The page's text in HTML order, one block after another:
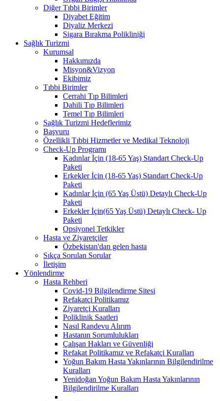
Diğer Tıbbi Birimler
Diyabet Eğitim
Diyaliz Merkezi
Sigara Bırakma Polikliniği
Sağlık Turizmi
Kurumsal
Hakkımızda
Misyon&Vizyon
Ekibimiz
Tıbbi Birimler
Cerrahi Tıp Bilimleri
Dahili Tıp Bilimleri
Temel Tıp Bilimleri
Sağlık Turizmi Hedeflerimiz
Başvuru
Özellikli Tıbbi Hizmetler ve Medikal Teknoloji
Check-Up Programı
Kadınlar İçin (18-65 Yaş) Standart Check-Up
Paketi
Erkekler İçin (18-65 Yaş) Standart Check-Up
Paketi
Kadınlar İçin (65 Yaş Üstü) Detaylı Check-Up
Paketi
Erkekler İçin(65 Yaş Üstü) Detaylı Check- Up
Paketi
Opsiyonel Tetkikler
Hasta ve Ziyaretçiler
Özbekistan'dan gelen hasta
Sıkça Sorulan Sorular
İletişim
Yönlendirme
Hasta Rehberi
Covid-19 Bilgilendirme Sitesi
Refakatçi Politikamız
Ziyaretçi Kuralları
Poliklinik Saatleri
Nasıl Randevu Alırım
Hastanın Sorumlulukları
Çalışan Hakları ve Güvenliği
Refakat Politikamız ve Refakatçi Kuralları
Yoğun Bakım Hasta Yakınlarının Bilgilendirilme
Kuralları
Yenidoğan Yoğun Bakım Hasta Yakınlarının
Bilgilendirilme Kuralları